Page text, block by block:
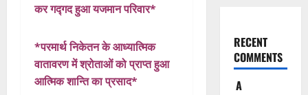
कर गद्गद हुआ यजमान परिवार*
*परमार्थ निकेतन के आध्यात्मिक
वातावरण में श्रोताओं को प्राप्त हुआ
आत्मिक शान्ति का प्रसाद*
RECENT
COMMENTS
A